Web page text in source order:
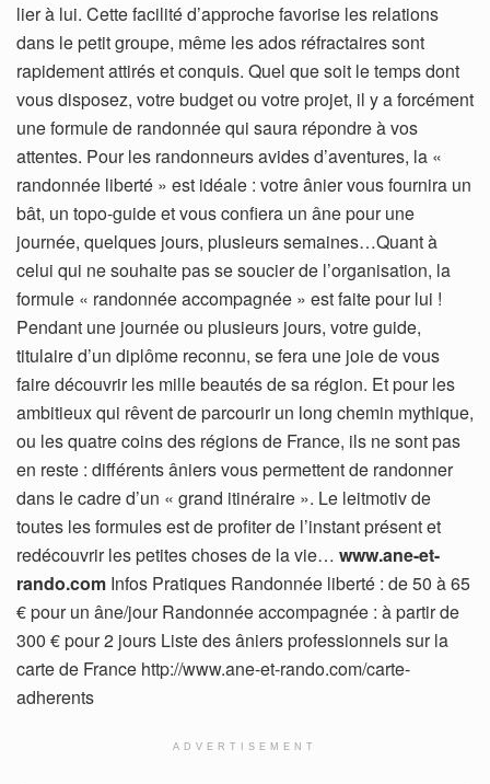
lier à lui. Cette facilité d’approche favorise les relations
dans le petit groupe, même les ados réfractaires sont
rapidement attirés et conquis. Quel que soit le temps dont
vous disposez, votre budget ou votre projet, il y a forcément
une formule de randonnée qui saura répondre à vos
attentes. Pour les randonneurs avides d’aventures, la «
randonnée liberté » est idéale : votre ânier vous fournira un
bât, un topo-guide et vous confiera un âne pour une
journée, quelques jours, plusieurs semaines…Quant à
celui qui ne souhaite pas se soucier de l’organisation, la
formule « randonnée accompagnée » est faite pour lui !
Pendant une journée ou plusieurs jours, votre guide,
titulaire d’un diplôme reconnu, se fera une joie de vous
faire découvrir les mille beautés de sa région. Et pour les
ambitieux qui rêvent de parcourir un long chemin mythique,
ou les quatre coins des régions de France, ils ne sont pas
en reste : différents âniers vous permettent de randonner
dans le cadre d’un « grand itinéraire ». Le leitmotiv de
toutes les formules est de profiter de l’instant présent et
redécouvrir les petites choses de la vie… www.ane-et-
rando.com Infos Pratiques Randonnée liberté : de 50 à 65
€ pour un âne/jour Randonnée accompagnée : à partir de
300 € pour 2 jours Liste des âniers professionnels sur la
carte de France http://www.ane-et-rando.com/carte-
adherents
ADVERTISEMENT